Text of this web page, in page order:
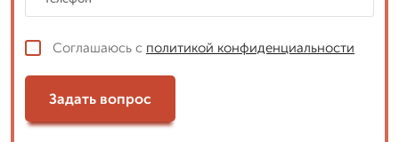
Соглашаюсь с политикой конфиденциальности
Задать вопрос